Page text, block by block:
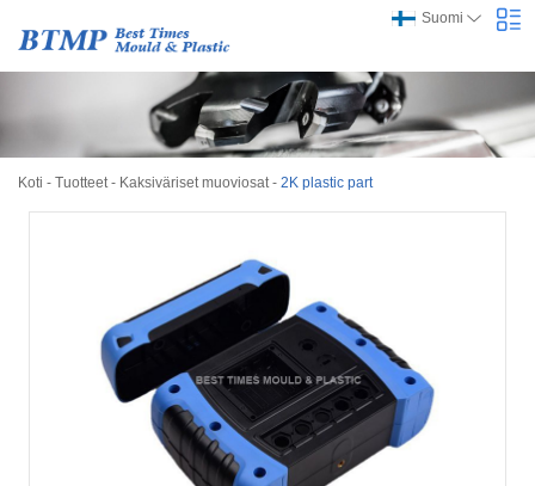
Suomi
Koti - Tuotteet - Kaksiväriset muoviosat - 2K plastic part